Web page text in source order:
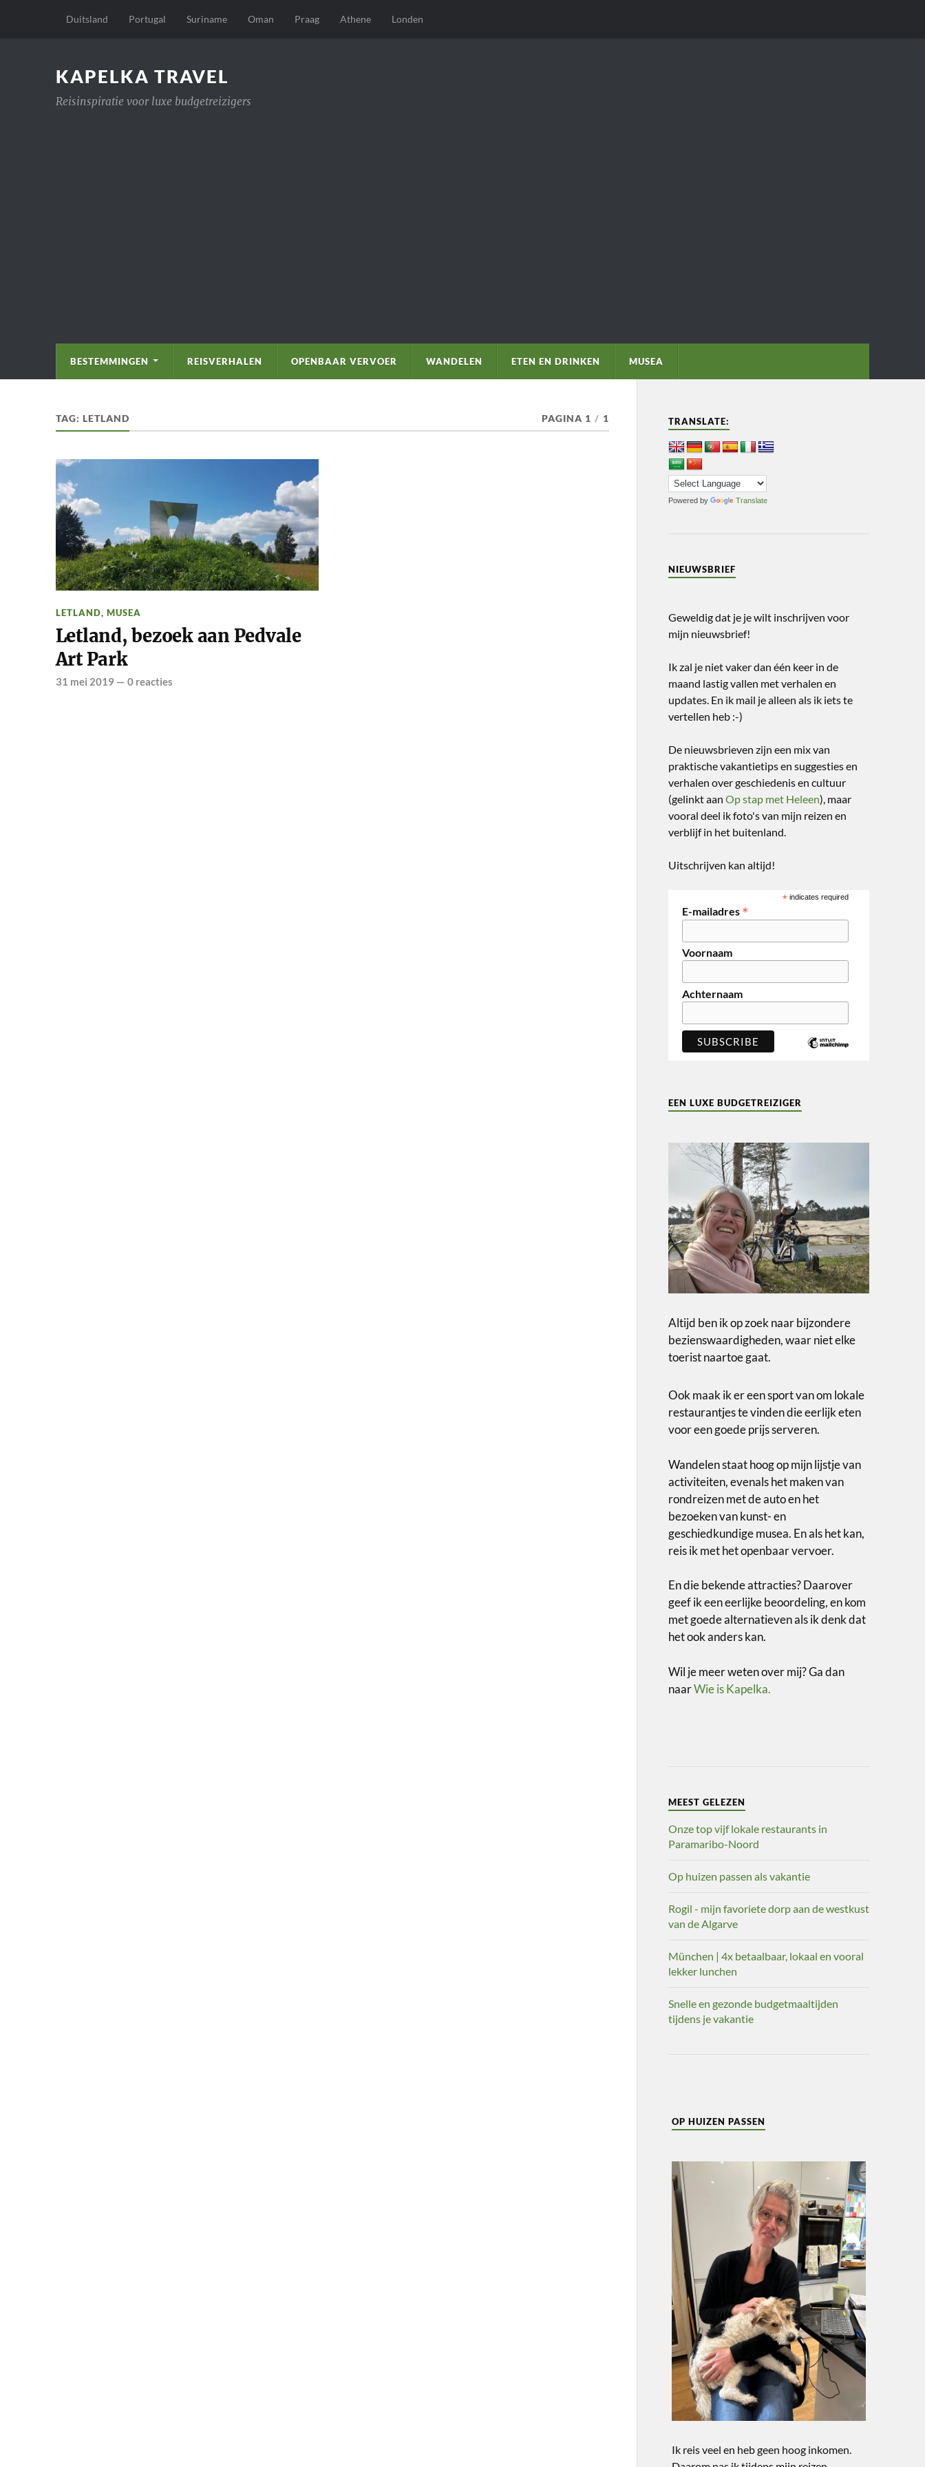
Duitsland Portugal Suriname Oman Praag Athene Londen
KAPELKA TRAVEL
Reisinspiratie voor luxe budgetreizigers
BESTEMMINGEN REISVERHALEN OPENBAAR VERVOER WANDELEN ETEN EN DRINKEN MUSEA
TAG: LETLAND PAGINA 1 / 1
LETLAND, MUSEA
Letland, bezoek aan Pedvale
Art Park
31 mei 2019— 0 reacties
TRANSLATE:
Powered by Translate
NIEUWSBRIEF
Geweldig dat je je wilt inschrijven voor
mijn nieuwsbrief!
Ik zal je niet vaker dan één keer in de
maand lastig vallen met verhalen en
updates. En ik mail je alleen als ik iets te
vertellen heb :-)
De nieuwsbrieven zijn een mix van
praktische vakantietips en suggesties en
verhalen over geschiedenis en cultuur
(gelinkt aan Op stap met Heleen), maar
vooral deel ik foto's van mijn reizen en
verblijf in het buitenland.
Uitschrijven kan altijd!
* indicates required
E-mailadres *
Voornaam
Achternaam
EEN LUXE BUDGETREIZIGER
Altijd ben ik op zoek naar bijzondere
bezienswaardigheden, waar niet elke
toerist naartoe gaat.
Ook maak ik er een sport van om lokale
restaurantjes te vinden die eerlijk eten
voor een goede prijs serveren.
Wandelen staat hoog op mijn lijstje van
activiteiten, evenals het maken van
rondreizen met de auto en het
bezoeken van kunst- en
geschiedkundige musea. En als het kan,
reis ik met het openbaar vervoer.
En die bekende attracties? Daarover
geef ik een eerlijke beoordeling, en kom
met goede alternatieven als ik denk dat
het ook anders kan.
Wil je meer weten over mij? Ga dan
naarWie is Kapelka.
MEEST GELEZEN
Onze top vijf lokale restaurants in
Paramaribo-Noord
Op huizen passen als vakantie
Rogil - mijn favoriete dorp aan de westkust
van de Algarve
München | 4x betaalbaar, lokaal en vooral
lekker lunchen
Snelle en gezonde budgetmaaltijden
tijdens je vakantie
OP HUIZEN PASSEN
Ik reis veel en heb geen hoog inkomen.